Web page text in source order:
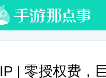
IP | 零授权费，